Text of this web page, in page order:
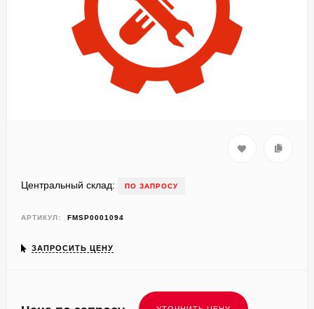
Центральный склад: ПО ЗАПРОСУ
АРТИКУЛ: FMSP0001094
ЗАПРОСИТЬ ЦЕНУ